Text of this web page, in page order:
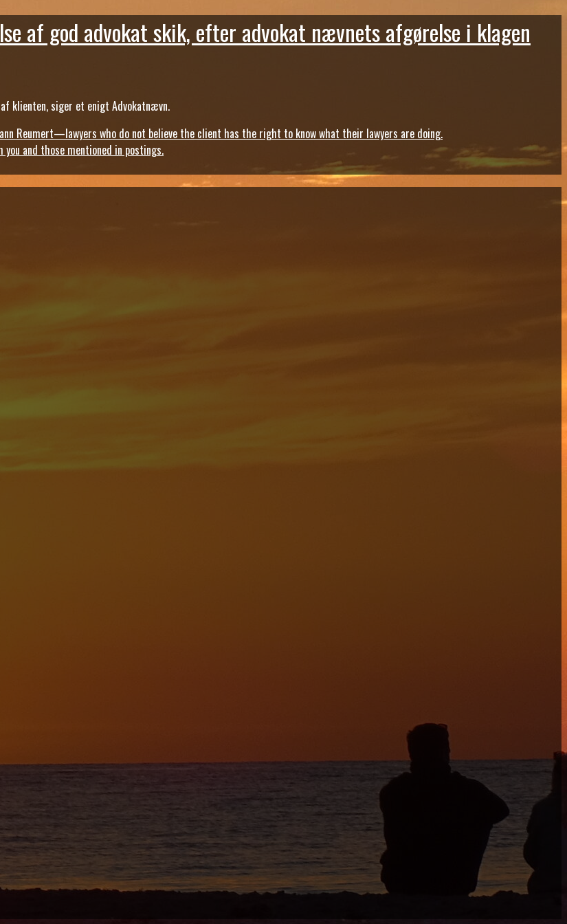
af god advokat skik, efter advokat nævnets afgørelse i klagen
klienten, siger et enigt Advokatnævn.
Reumert—lawyers who do not believe the client has the right to know what their lawyers are doing.
you and those mentioned in postings.